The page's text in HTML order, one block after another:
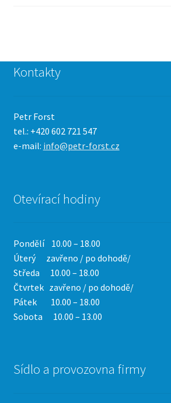
Kontakty
Petr Forst
tel.: +420 602 721 547
e-mail: info@petr-forst.cz
Otevírací hodiny
Pondělí 10.00 – 18.00
Úterý zavřeno / po dohodě/
Středa 10.00 – 18.00
Čtvrtek zavřeno / po dohodě/
Pátek 10.00 – 18.00
Sobota 10.00 – 13.00
Sídlo a provozovna firmy